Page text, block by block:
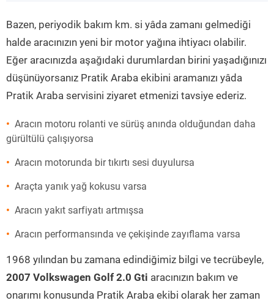
Bazen, periyodik bakım km. si yâda zamanı gelmediği
halde aracınızın yeni bir motor yağına ihtiyacı olabilir.
Eğer aracınızda aşağıdaki durumlardan birini yaşadığınızı
düşünüyorsanız Pratik Araba ekibini aramanızı yâda
Pratik Araba servisini ziyaret etmenizi tavsiye ederiz.
Aracın motoru rolanti ve sürüş anında olduğundan daha
gürültülü çalışıyorsa
Aracın motorunda bir tıkırtı sesi duyulursa
Araçta yanık yağ kokusu varsa
Aracın yakıt sarfiyatı artmışsa
Aracın performansında ve çekişinde zayıflama varsa
1968 yılından bu zamana edindiğimiz bilgi ve tecrübeyle,
2007 Volkswagen Golf 2.0 Gti aracınızın bakım ve
onarımı konusunda Pratik Araba ekibi olarak her zaman